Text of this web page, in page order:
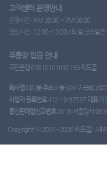
고객센터 운영안내
운영시간 : AM 09:00 ~ PM 06:00
점심시간 : 12:00~13:00 / 토.일.공휴일은
무통장 입금 안내
국민은행 65810101692196 리드몰
회사명 리드몰주소서울 강서구 국회대로
사업자 등록번호412-10-97537 대표이
통신판매업신고번호2018-서울강서-
Copyright ⓒ 2001~2026 리드몰. All